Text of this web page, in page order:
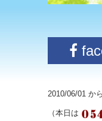
2010/06/01 か
（本日は